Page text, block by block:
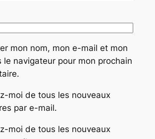
mon nom, mon e-mail et mon
le navigateur pour mon prochain
moi de tous les nouveaux
par e-mail.
moi de tous les nouveaux